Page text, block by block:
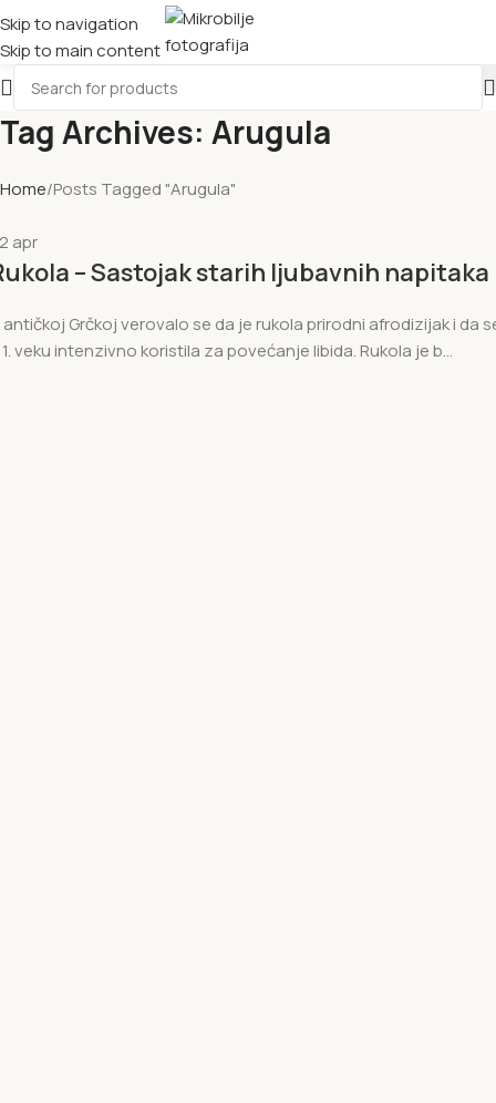
Skip to navigation
Skip to main content
Tag Archives: Arugula
Home Posts Tagged "Arugula"
apr
– Sastojak starih ljubavnih napitaka
antičkoj Grčkoj verovalo se da je rukola prirodni afrodizijak i da
veku intenzivno koristila za povećanje libida. Rukola je b...